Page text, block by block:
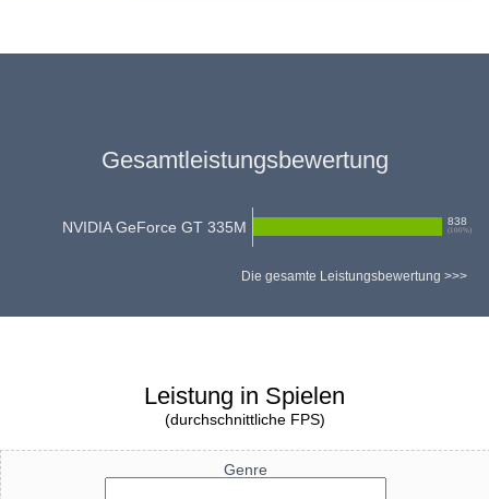
Gesamtleistungsbewertung
NVIDIA GeForce GT 335M 838
(100 %)
Die gesamte Leistungsbewertung >>>
Leistung in Spielen
(durchschnittliche FPS)
Genre